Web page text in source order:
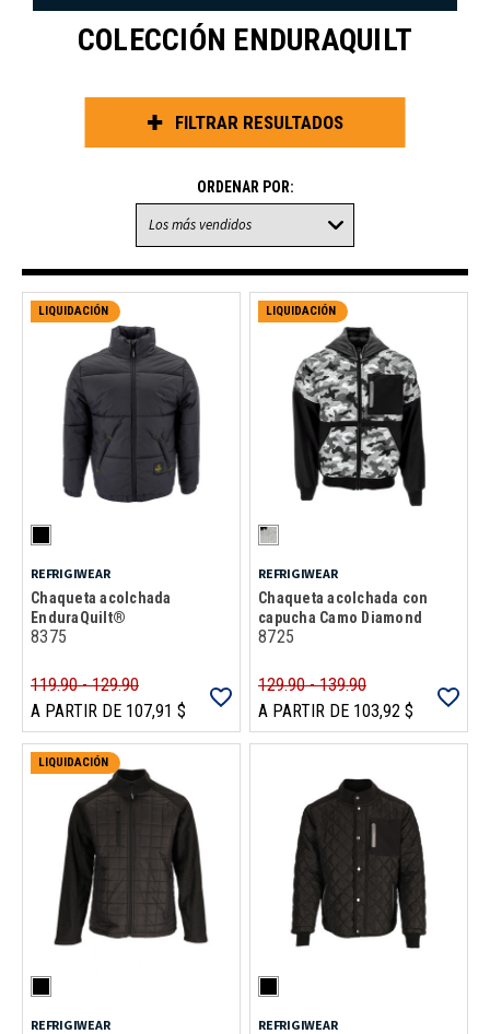
COLECCIÓN ENDURAQUILT
FILTRAR RESULTADOS
ORDENAR POR:
LIQUIDACIÓN
REFRIGIWEAR
Chaqueta acolchada
EnduraQuilt®
8375
119.90 - 129.90
A PARTIR DE 107,91 $
LIQUIDACIÓN
REFRIGIWEAR
Chaqueta acolchada con
capucha Camo Diamond
8725
129.90 - 139.90
A PARTIR DE 103,92 $
LIQUIDACIÓN
REFRIGIWEAR REFRIGIWEAR